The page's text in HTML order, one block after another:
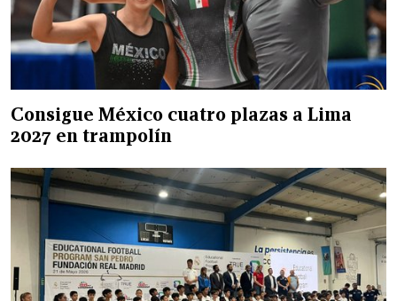
Consigue México cuatro plazas a Lima
2027 en trampolín